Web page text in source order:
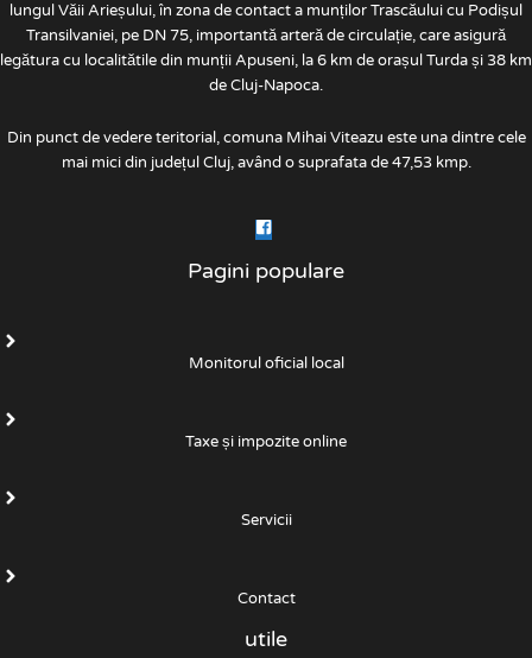
lungul Văii Arieșului, în zona de contact a munților Trascăului cu Podișul
Transilvaniei, pe DN 75, importantă arteră de circulație, care asigură
legătura cu localitătile din munții Apuseni, la 6 km de orașul Turda și 38 km
de Cluj-Napoca.
Din punct de vedere teritorial, comuna Mihai Viteazu este una dintre cele
mai mici din județul Cluj, având o suprafata de 47,53 kmp.
Pagini populare
Monitorul oficial local
Taxe și impozite online
Servicii
Contact
utile